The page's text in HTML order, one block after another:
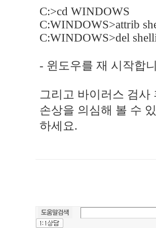
C:>cd WINDOWS
C:WINDOWS>attrib
C:WINDOWS>del
- 윈도우를 재 시작합
그리고 바이러스 검사
손상을 의심해 볼 수
하세요.